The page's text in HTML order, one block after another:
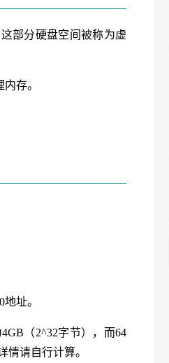
部分硬盘空间被称为虚
存。
址。
（2^32字节），而64
情请自行计算。